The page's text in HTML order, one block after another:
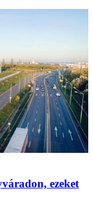
ezeket